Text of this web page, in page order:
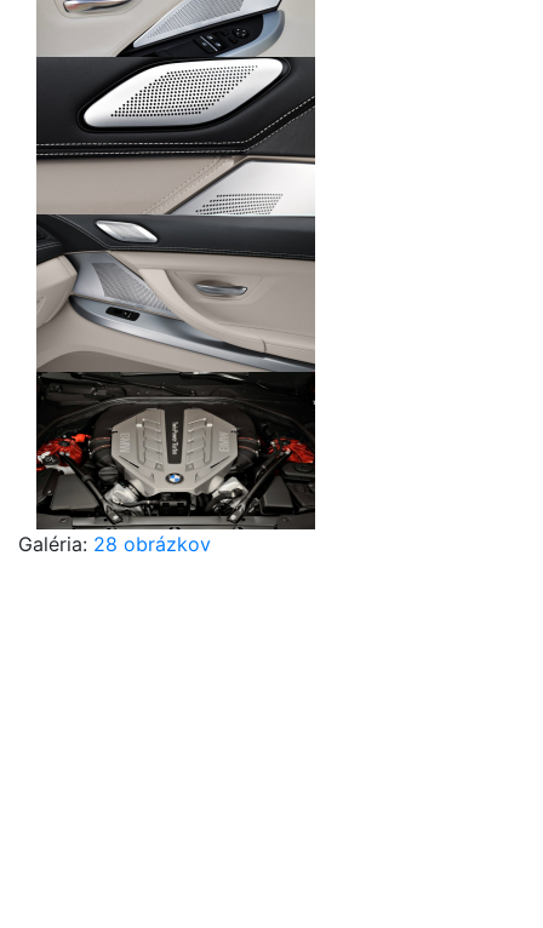
Galéria: 28 obrázkov